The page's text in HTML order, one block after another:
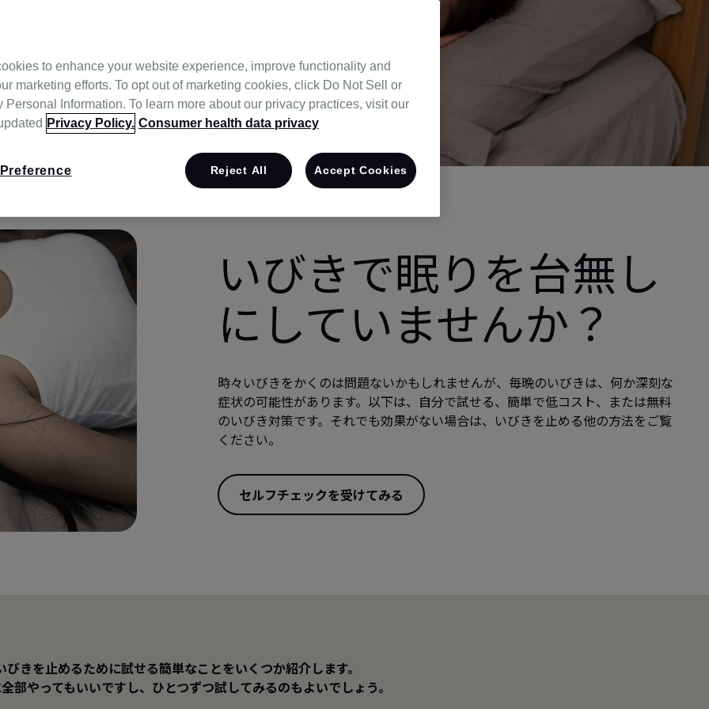
いびきで眠りを台無し
にしていませんか？
時々いびきをかくのは問題ないかもしれませんが、毎晩のいびきは、何か深刻な
症状の可能性があります。以下は、自分で試せる、簡単で低コスト、または無料
のいびき対策です。それでも効果がない場合は、いびきを止める他の方法をご覧
ください。
セルフチェックを受けてみる
びきを止めるために試せる簡単なことをいくつか紹介します。
部やってもいいですし、ひとつずつ試してみるのもよいでしょう。
to enhance your website experience, improve functionality and
marketing efforts. To opt out of marketing cookies, click Do Not Sell or
Personal Information. To learn more about our privacy practices, visit our
Privacy Policy. Consumer health data privacy
Reject All Accept Cookies